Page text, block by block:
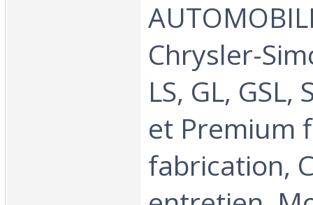
Chrysler-
LS, GL, GSL,
et Premium
fabrication,